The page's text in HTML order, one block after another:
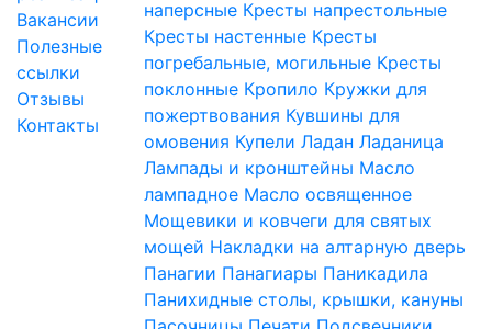
Вакансии
Полезные
ссылки
Отзывы
Контакты
наперсные Кресты напрестольные
Кресты настенные Кресты
погребальные, могильные Кресты
поклонные Кропило Кружки для
пожертвования Кувшины для
омовения Купели Ладан Ладаница
Лампады и кронштейны Масло
лампадное Масло освященное
Мощевики и ковчеги для святых
мощей Накладки на алтарную дверь
Панагии Панагиары Паникадила
Панихидные столы, крышки, кануны